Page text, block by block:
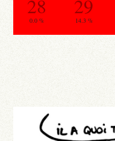
28
0.0 %
29
14.3 %